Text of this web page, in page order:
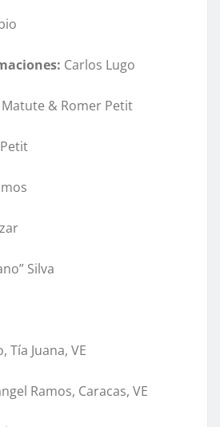
Carlos Lugo
& Romer Petit
Silva
Tía Juana, VE
Ramos, Caracas, VE